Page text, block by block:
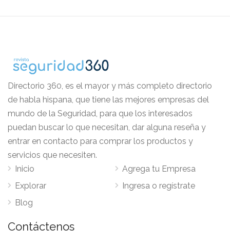
Directorio 360, es el mayor y más completo directorio
de habla hispana, que tiene las mejores empresas del
mundo de la Seguridad, para que los interesados
puedan buscar lo que necesitan, dar alguna reseña y
entrar en contacto para comprar los productos y
servicios que necesiten.
Inicio
Explorar
Blog
Agrega tu Empresa
Ingresa o regístrate
Contáctenos